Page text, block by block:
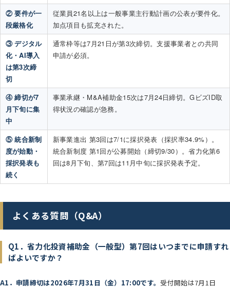
② 要件が一
段厳格化
従業員21名以上は一般事業主行動計画の公表が要件化。
加点項目も拡充された。
③ デジタル
化・AI導入
は第3次締
切
通常枠等は7月21日が第3次締切。支援事業者との共同
申請が必須。
④ 締切が7
月下旬に集
中
事業承継・M&A補助金15次は7月24日締切。GビズID取
得状況の確認が急務。
⑤ 統合新制
度が始動・
採択発表も
続く
新事業進出 第3回は7/1に採択発表（採択率34.9%）。
統合新制度 第1回が公募開始（締切9/30）。省力化第6
回は8月下旬、第7回は11月中旬に採択発表予定。
よくある質問（Q&A）
Q1．省力化投資補助金（一般型）第7回はいつまでに申請すれ
ばよいですか？
A1．申請締切は2026年7月31日（金）17:00です。 受付開始は7月1日